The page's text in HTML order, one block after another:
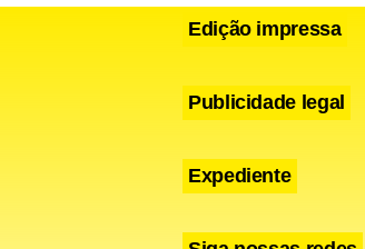
Edição impressa
Publicidade legal
Expediente